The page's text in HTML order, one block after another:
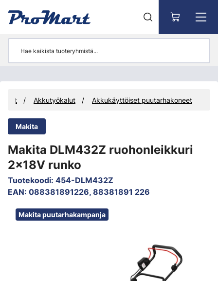
Akkutyökalut Akkukäyttöiset puutarhakoneet
Makita
Makita DLM432Z ruohonleikkuri
2x18V runko
Tuotekoodi: 454-DLM432Z
EAN: 088381891226, 88381891 226
Makita puutarhakampanja
Ohita kuvat